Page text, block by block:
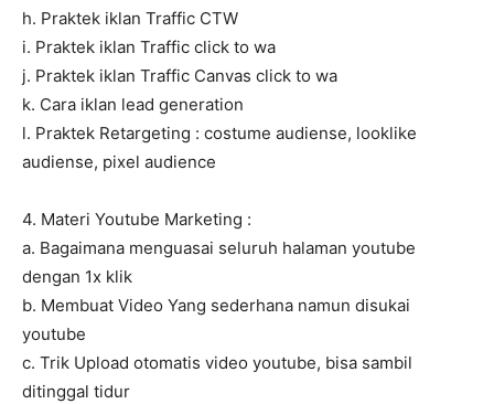
h. Praktek iklan Traffic CTW
i. Praktek iklan Traffic click to wa
j. Praktek iklan Traffic Canvas click to wa
k. Cara iklan lead generation
l. Praktek Retargeting : costume audiense, looklike
audiense, pixel audience
4. Materi Youtube Marketing :
a. Bagaimana menguasai seluruh halaman youtube
dengan 1x klik
b. Membuat Video Yang sederhana namun disukai
youtube
c. Trik Upload otomatis video youtube, bisa sambil
ditinggal tidur